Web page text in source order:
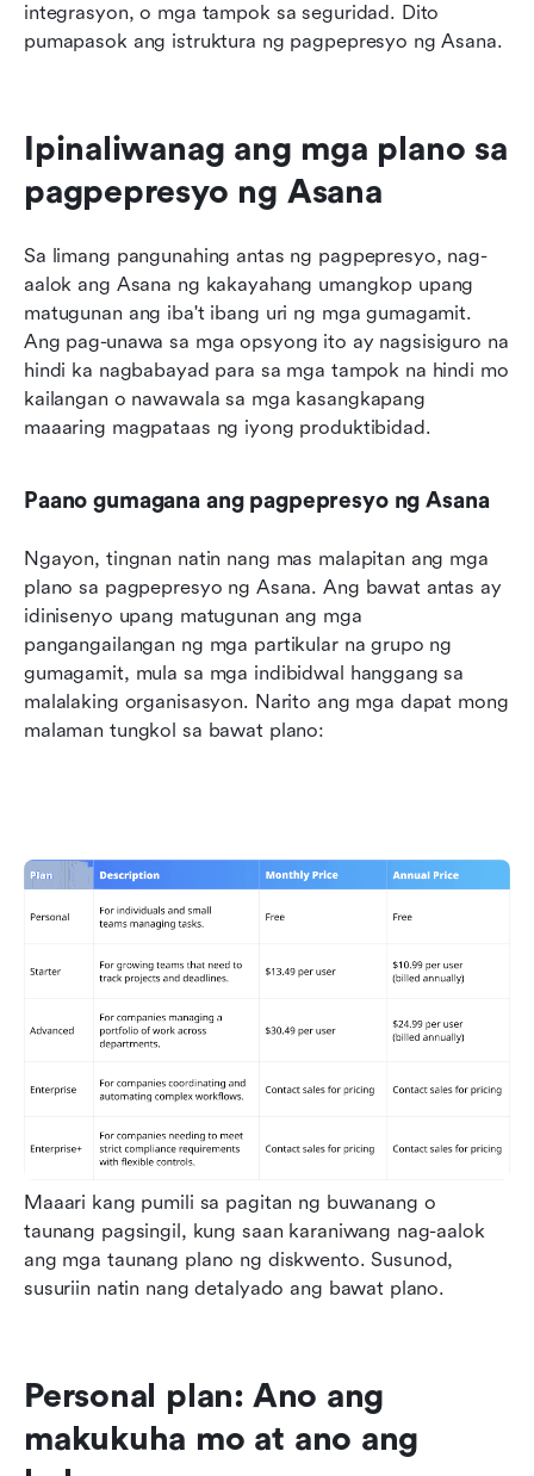
integrasyon, o mga tampok sa seguridad. Dito
pumapasok ang istruktura ng pagpepresyo ng Asana.
Ipinaliwanag ang mga plano sa
pagpepresyo ng Asana
Sa limang pangunahing antas ng pagpepresyo, nag-
aalok ang Asana ng kakayahang umangkop upang
matugunan ang iba't ibang uri ng mga gumagamit.
Ang pag-unawa sa mga opsyong ito ay nagsisiguro na
hindi ka nagbabayad para sa mga tampok na hindi mo
kailangan o nawawala sa mga kasangkapang
maaaring magpataas ng iyong produktibidad.
Paano gumagana ang pagpepresyo ng Asana
Ngayon, tingnan natin nang mas malapitan ang mga
plano sa pagpepresyo ng Asana. Ang bawat antas ay
idinisenyo upang matugunan ang mga
pangangailangan ng mga partikular na grupo ng
gumagamit, mula sa mga indibidwal hanggang sa
malalaking organisasyon. Narito ang mga dapat mong
malaman tungkol sa bawat plano:
Maaari kang pumili sa pagitan ng buwanang o
taunang pagsingil, kung saan karaniwang nag-aalok
ang mga taunang plano ng diskwento. Susunod,
susuriin natin nang detalyado ang bawat plano.
Personal plan: Ano ang
makukuha mo at ano ang